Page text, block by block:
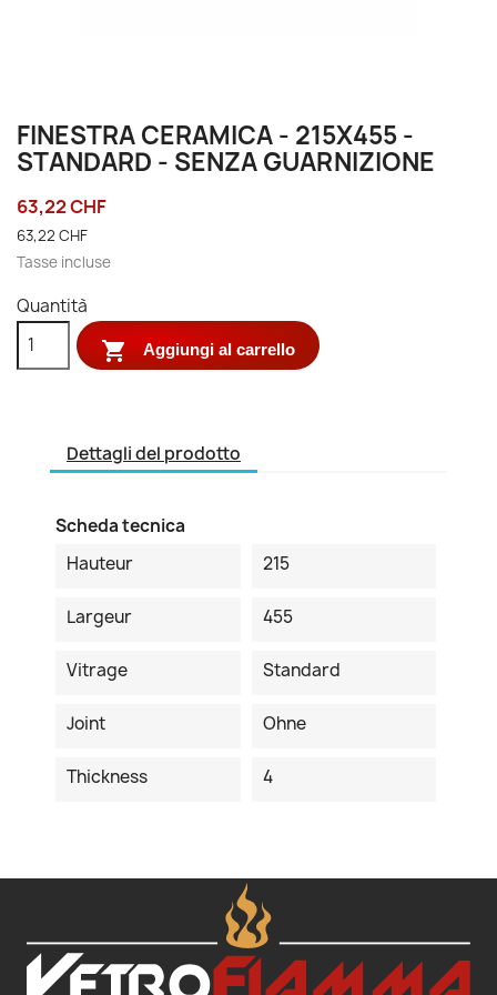
FINESTRA CERAMICA - 215X455 -
STANDARD - SENZA GUARNIZIONE
63,22 CHF
63,22 CHF
Tasse incluse
Quantità
 Aggiungi al carrello
Dettagli del prodotto
Scheda tecnica
Hauteur
215
Largeur 455
Vitrage Standard
Joint Ohne
Thickness 4